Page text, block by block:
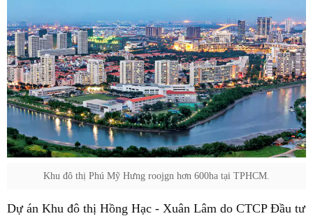
Khu đô thị Phú Mỹ Hưng roojgn hơn 600ha tại TPHCM.
Dự án Khu đô thị Hồng Hạc - Xuân Lâm do CTCP Đầu tư